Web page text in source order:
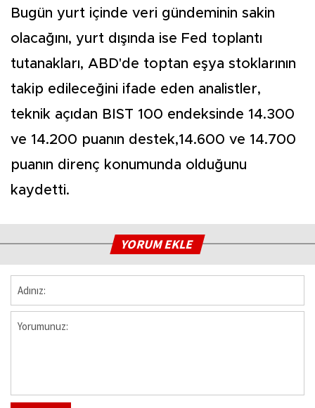
Bugün yurt içinde veri gündeminin sakin
olacağını, yurt dışında ise Fed toplantı
tutanakları, ABD'de toptan eşya stoklarının
takip edileceğini ifade eden analistler,
teknik açıdan BIST 100 endeksinde 14.300
ve 14.200 puanın destek,14.600 ve 14.700
puanın direnç konumunda olduğunu
kaydetti.
YORUM EKLE